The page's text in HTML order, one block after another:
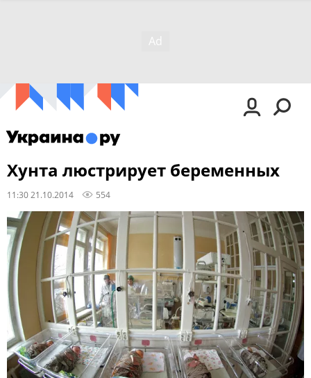
Хунта люстрирует беременных
11:30 21.10.2014 554